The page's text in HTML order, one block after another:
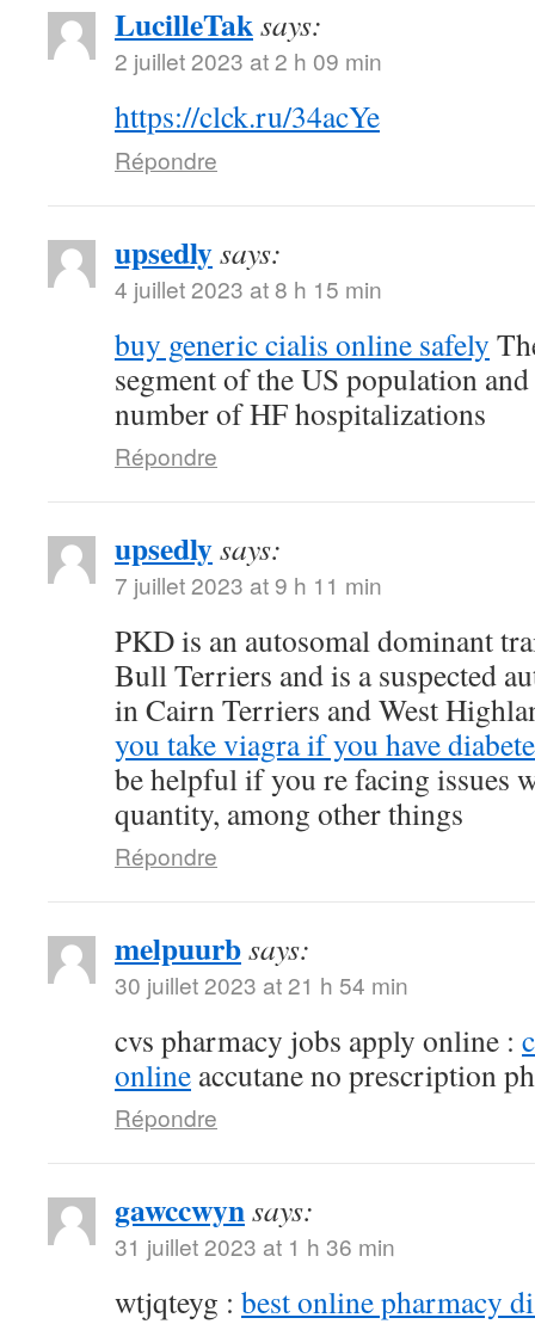
LucilleTaksays:
2 juillet 2023 at 2 h 09 min
https://clck.ru/34acYe
Répondre
upsedlysays:
4 juillet 2023 at 8 h 15 min
buy generic cialis online safely
segment of the US population
number of HF hospitalizations
Répondre
upsedlysays:
7 juillet 2023 at 9 h 11 min
PKD is an autosomal dominant
Bull Terriers and is a suspected
in Cairn Terriers and West
you take viagra if you have
be helpful if you re facing issues
quantity, among other things
Répondre
melpuurbsays:
30 juillet 2023 at 21 h 54 min
cvs pharmacy jobs apply online :
online accutane no prescription
Répondre
gawccwynsays:
31 juillet 2023 at 1 h 36 min
wtjqteyg : best online pharmacy